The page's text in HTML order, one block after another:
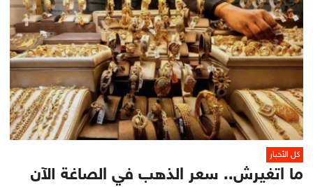
كل الأخبار
ما اتغيرش.. سعر الذهب في الصاغة الآن